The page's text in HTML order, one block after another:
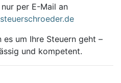
per E-Mail an
um Ihre Steuern geht –
und kompetent.